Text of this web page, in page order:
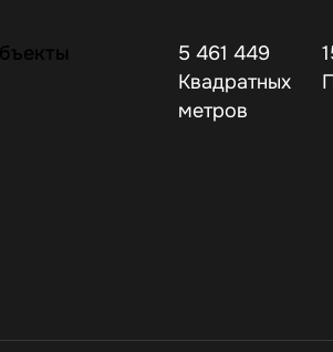
5 461 449
Квадратных
метров